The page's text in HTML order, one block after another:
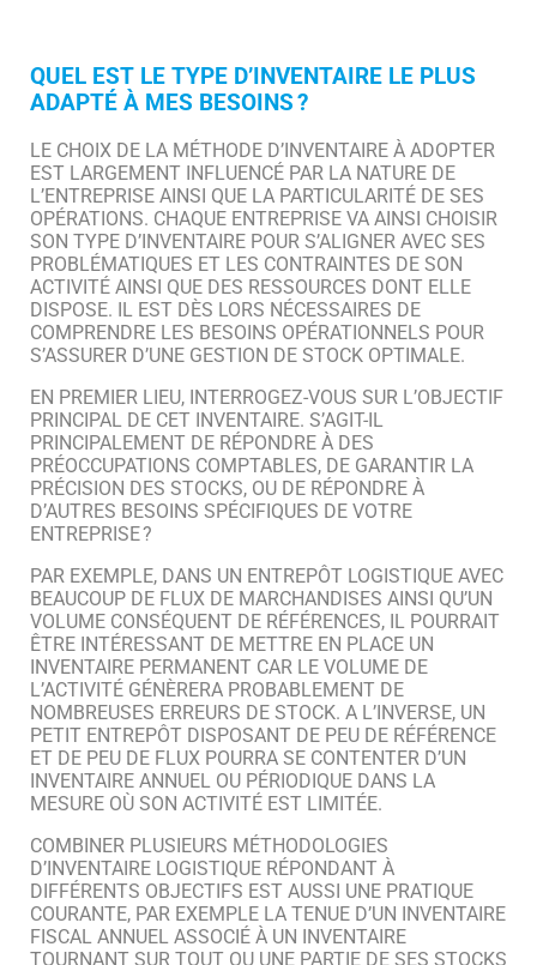
QUEL EST LE TYPE D’INVENTAIRE LE PLUS
ADAPTÉ À MES BESOINS ?
LE CHOIX DE LA MÉTHODE D’INVENTAIRE À ADOPTER
EST LARGEMENT INFLUENCÉ PAR LA NATURE DE
L’ENTREPRISE AINSI QUE LA PARTICULARITÉ DE SES
OPÉRATIONS. CHAQUE ENTREPRISE VA AINSI CHOISIR
SON TYPE D’INVENTAIRE POUR S’ALIGNER AVEC SES
PROBLÉMATIQUES ET LES CONTRAINTES DE SON
ACTIVITÉ AINSI QUE DES RESSOURCES DONT ELLE
DISPOSE. IL EST DÈS LORS NÉCESSAIRES DE
COMPRENDRE LES BESOINS OPÉRATIONNELS POUR
S’ASSURER D’UNE GESTION DE STOCK OPTIMALE.
EN PREMIER LIEU, INTERROGEZ-VOUS SUR L’OBJECTIF
PRINCIPAL DE CET INVENTAIRE. S’AGIT-IL
PRINCIPALEMENT DE RÉPONDRE À DES
PRÉOCCUPATIONS COMPTABLES, DE GARANTIR LA
PRÉCISION DES STOCKS, OU DE RÉPONDRE À
D’AUTRES BESOINS SPÉCIFIQUES DE VOTRE
ENTREPRISE ?
PAR EXEMPLE, DANS UN ENTREPÔT LOGISTIQUE AVEC
BEAUCOUP DE FLUX DE MARCHANDISES AINSI QU’UN
VOLUME CONSÉQUENT DE RÉFÉRENCES, IL POURRAIT
ÊTRE INTÉRESSANT DE METTRE EN PLACE UN
INVENTAIRE PERMANENT CAR LE VOLUME DE
L’ACTIVITÉ GÉNÈRERA PROBABLEMENT DE
NOMBREUSES ERREURS DE STOCK. A L’INVERSE, UN
PETIT ENTREPÔT DISPOSANT DE PEU DE RÉFÉRENCE
ET DE PEU DE FLUX POURRA SE CONTENTER D’UN
INVENTAIRE ANNUEL OU PÉRIODIQUE DANS LA
MESURE OÙ SON ACTIVITÉ EST LIMITÉE.
COMBINER PLUSIEURS MÉTHODOLOGIES
D’INVENTAIRE LOGISTIQUE RÉPONDANT À
DIFFÉRENTS OBJECTIFS EST AUSSI UNE PRATIQUE
COURANTE, PAR EXEMPLE LA TENUE D’UN INVENTAIRE
FISCAL ANNUEL ASSOCIÉ À UN INVENTAIRE
TOURNANT SUR TOUT OU UNE PARTIE DE SES STOCKS